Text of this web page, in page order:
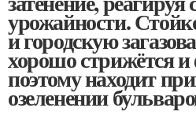
урожайности.
и городскую
хорошо стрижётся
поэтому находит
озеленении